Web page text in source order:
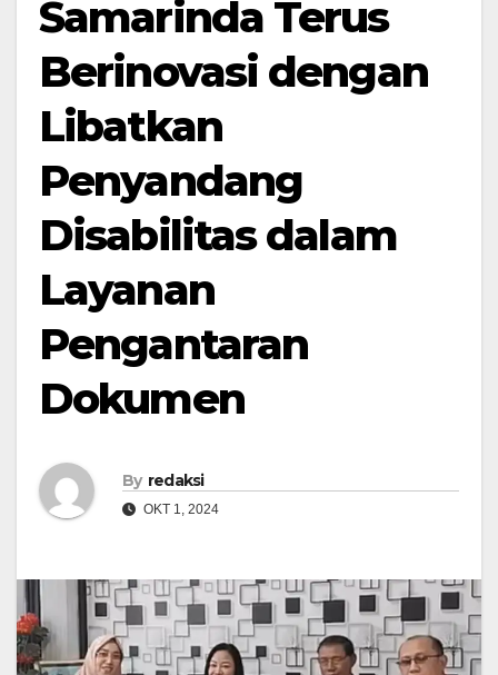
Samarinda Terus
Berinovasi dengan
Libatkan
Penyandang
Disabilitas dalam
Layanan
Pengantaran
Dokumen
By redaksi
OKT 1, 2024